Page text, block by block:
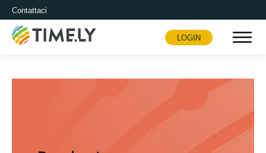
Contattaci
Timely
LOGIN